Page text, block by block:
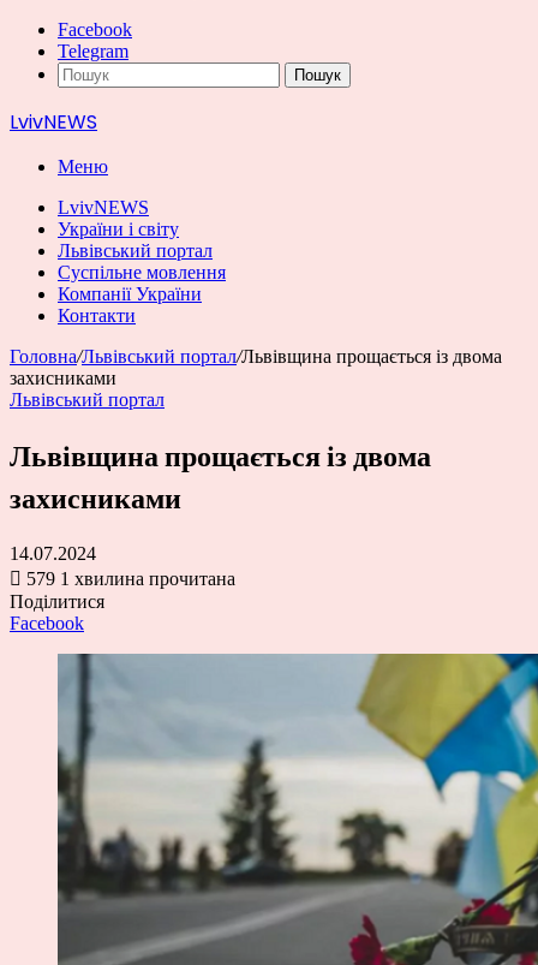
Facebook
Telegram
Пошук
LvivNEWS
Меню
LvivNEWS
України і світу
Львівський портал
Суспільне мовлення
Компанії України
Контакти
Головна/Львівський портал/Львівщина прощається із двома
захисниками
Львівський портал
Львівщина прощається із двома
захисниками
14.07.2024
579 1 хвилина прочитана
Поділитися
Facebook